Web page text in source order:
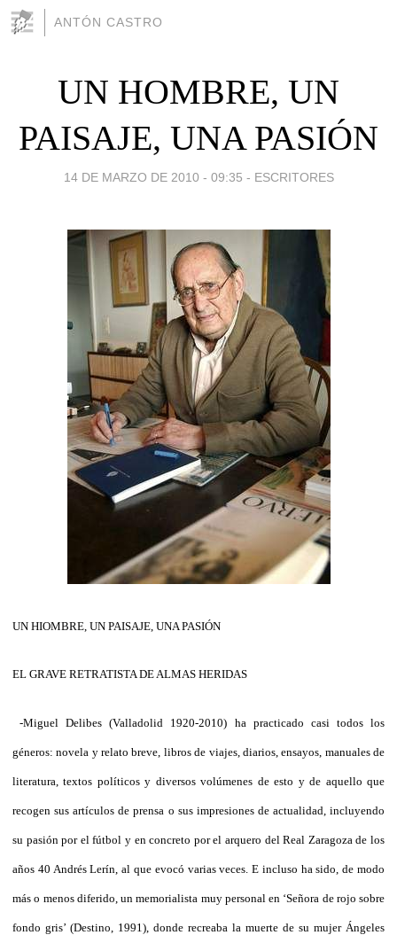
ANTÓN CASTRO
UN HOMBRE, UN
PAISAJE, UNA PASIÓN
14 DE MARZO DE 2010 - 09:35 - ESCRITORES
UN HIOMBRE, UN PAISAJE, UNA PASIÓN
EL GRAVE RETRATISTA DE ALMAS HERIDAS
-Miguel Delibes (Valladolid 1920-2010) ha practicado casi todos los
géneros: novela y relato breve, libros de viajes, diarios, ensayos, manuales de
literatura, textos políticos y diversos volúmenes de esto y de aquello que
recogen sus artículos de prensa o sus impresiones de actualidad, incluyendo
su pasión por el fútbol y en concreto por el arquero del Real Zaragoza de los
años 40 Andrés Lerín, al que evocó varias veces. E incluso ha sido, de modo
más o menos diferido, un memorialista muy personal en ‘Señora de rojo sobre
fondo gris’ (Destino, 1991), donde recreaba la muerte de su mujer Ángeles